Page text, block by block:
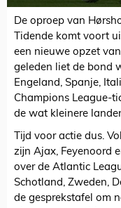
De oproep van
Tidende komt voort
een nieuwe opzet
geleden liet de bond
Engeland, Spanje,
Champions League-
de wat kleinere
Tijd voor actie dus.
zijn Ajax, Feyenoord
over de Atlantic
Schotland, Zweden,
de gesprekstafel om